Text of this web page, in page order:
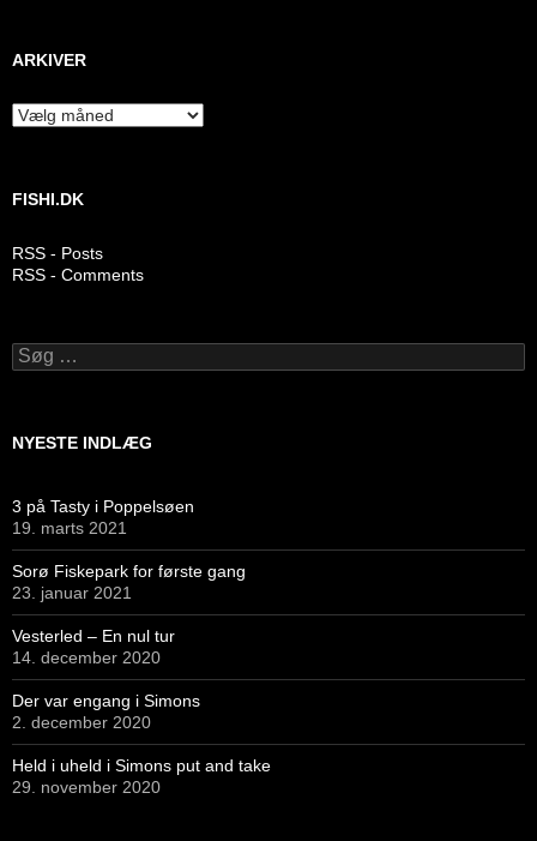
ARKIVER
Arkiver
FISHI.DK
RSS - Posts
RSS - Comments
Søg
efter:
NYESTE INDLÆG
3 på Tasty i Poppelsøen
19. marts 2021
Sorø Fiskepark for første gang
23. januar 2021
Vesterled – En nul tur
14. december 2020
Der var engang i Simons
2. december 2020
Held i uheld i Simons put and take
29. november 2020